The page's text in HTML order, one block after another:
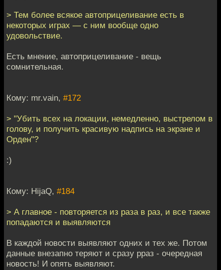
> Тем более всякое автоприцеливание есть в
некоторых играх — с ним вообще одно
удовольствие.
Есть мнение, автоприцеливание - вещь
сомнительная.
Кому: mr.vain, #172
> "Убить всех на локации, немедленно, выстрелом в
голову, и получить красивую надпись на экране и
Орден"?
:)
Кому: HijaQ, #184
> А главное - повторяется из раза в раз, и все также
попадаются и выявляются
В каждой новости выявляют одних и тех же. Потом
данные внезапно теряют и сразу рраз - очередная
новость! И опять выявляют.